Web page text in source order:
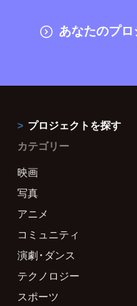
あなたのプ
プロジェクトを探す
カテゴリー
映画
写真
アニメ
コミュニティ
演劇・ダンス
テクノロジー
スポーツ